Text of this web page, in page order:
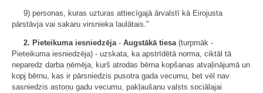
9) personas, kuras uzturas attiecīgajā ārvalstī kā Eirojusta
pārstāvja vai sakaru virsnieka laulātais."
2. Pieteikuma iesniedzēja- Augstākā tiesa(turpmāk -
Pieteikuma iesniedzēja) - uzskata, ka apstrīdētā norma, ciktāl tā
neparedz darba ņēmēja, kurš atrodas bērna kopšanas atvaļinājumā un
kopj bērnu, kas ir pārsniedzis pusotra gada vecumu, bet vēl nav
sasniedzis astoņu gadu vecumu, pakļaušanu valsts sociālajai